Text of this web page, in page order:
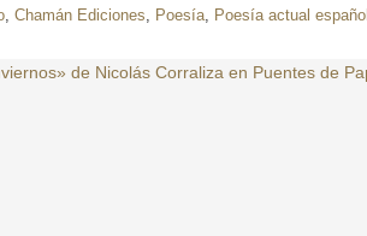
, Chamán Ediciones, Poesía, Poesía actual